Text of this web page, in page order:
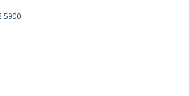
5900